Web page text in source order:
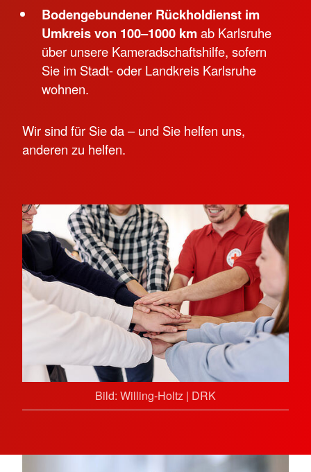
Bodengebundener Rückholdienst im
Umkreis von 100–1000 kmab Karlsruhe
über unsere Kameradschaftshilfe, sofern
Sie im Stadt- oder Landkreis Karlsruhe
wohnen.
Wir sind für Sie da – und Sie helfen uns,
anderen zu helfen.
Bild: Willing-Holtz | DRK